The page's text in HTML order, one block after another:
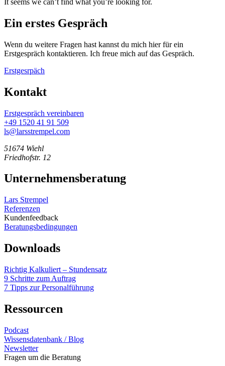
Ein erstes Gespräch
Wenn du weitere Fragen hast kannst du mich hier für ein
Erstgespräch kontaktieren. Ich freue mich auf das Gespräch.
Erstgesrpäch
Kontakt
Erstgespräch vereinbaren
+49 1520 41 91 509
ls@larsstrempel.com
51674 Wiehl
Friedhofstr. 12
Unternehmensberatung
Lars Strempel
Referenzen
Kundenfeedback
Beratungsbedingungen
Downloads
Richtig Kalkuliert – Stundensatz
9 Schritte zum Auftrag
7 Tipps zur Personalführung
Ressourcen
Podcast
Wissensdatenbank / Blog
Newsletter
Fragen um die Beratung